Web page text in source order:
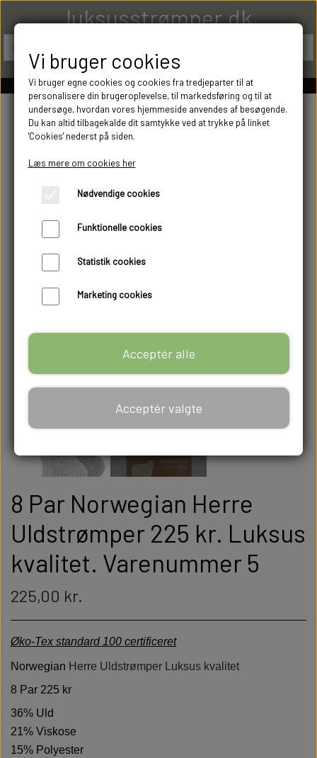
luksusstrømper.dk
8 Par Norwegian Herre
Uldstrømper 225 kr. Luksus
kvalitet. Varenummer 5
225,00 kr.
Øko-Tex standard 100 certificeret
Norwegian Herre Uldstrømper Luksus kvalitet
8 Par 225 kr
36% Uld
21% Viskose
15% Polyester
Vi bruger cookies
Vi bruger egne cookies og cookies fra tredjeparter til at
personalisere din brugeroplevelse, til markedsføring og til at
undersøge, hvordan vores hjemmeside anvendes af besøgende.
Du kan altid tilbagekalde dit samtykke ved at trykke på linket
'Cookies' nederst på siden.
Læs mere om cookies her
Nødvendige cookies
Funktionelle cookies
Statistik cookies
Marketing cookies
Acceptér alle
Acceptér valgte